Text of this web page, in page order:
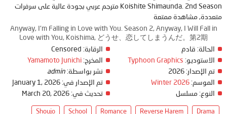
Koishite Shimaunda. 2nd Season مترجم عربي بجودة عالية على سرفرات
متعددة, مشاهدة ممتعة
Anyway, I'm Falling in Love with You. Season 2, Anyway, I Will Fall in
Love with You, Koishima, どうせ、恋してしまうんだ。第2期
الحالة: قادم
الاستوديو: Typhoon Graphics
تم الإصدار:
الموسم: Winter 2026
النوع: مسلسل
الرقابة:
المخرج: Yamamoto Junichi
نشر بواسطة: admin
تم الإصدار في: January 1, 2026
تحديث في: March 20, 2026
Drama
Reverse Harem
Romance
School
Shoujo